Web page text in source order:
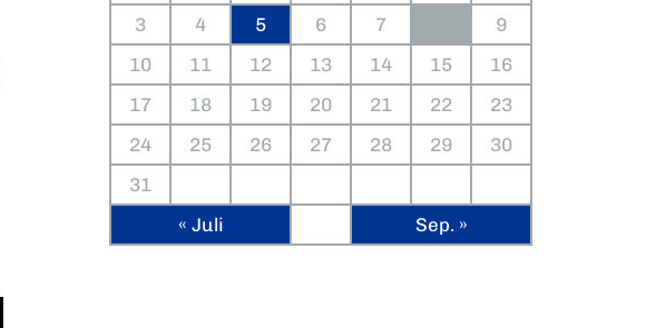
3
4 5 6 7
9
10
11 12 13 14 15
16
17
18 19 20 21 22
23
24
25 26 27 28 29
30
31
« Juli
Sep. »